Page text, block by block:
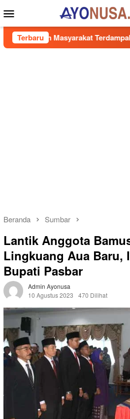
ke
kontenMobile
Terbaru
Masyarakat Terdampak Bencana
Beranda Sumbar
Lantik Anggota
Lingkuang Aua Baru,
Bupati Pasbar
Admin Ayonusa
10 Agustus 2023
470 Dilihat